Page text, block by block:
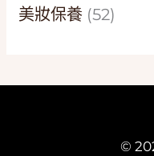
美妝保養 (52)
©